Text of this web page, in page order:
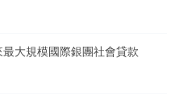
大規模國際銀團社會貸款